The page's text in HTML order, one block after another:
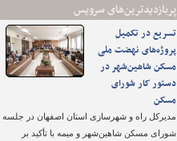
پربازدیدترین‌های سرویس
تسریع در تکمیل
پروژه‌های نهضت ملی
مسکن شاهین‌شهر در
دستور کار شورای
مسکن
مدیرکل راه و شهرسازی استان اصفهان در جلسه
شورای مسکن شاهین‌شهر و میمه با تأکید بر